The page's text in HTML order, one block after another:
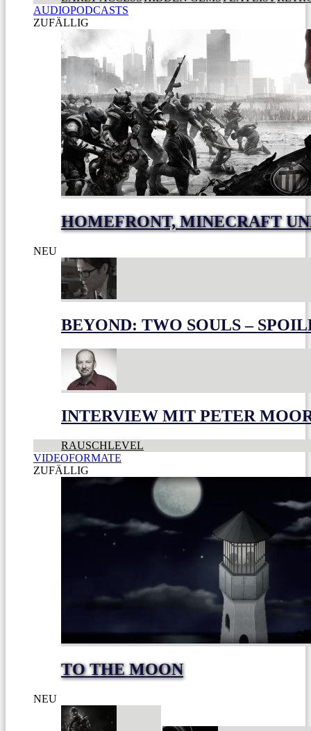
AUDIOPODCASTS
ZUFÄLLIG
HOMEFRONT, MINECRAFT
NEU
BEYOND: TWO SOULS –
INTERVIEW MIT PETER
RAUSCHLEVEL
VIDEOFORMATE
ZUFÄLLIG
TO THE MOON
NEU